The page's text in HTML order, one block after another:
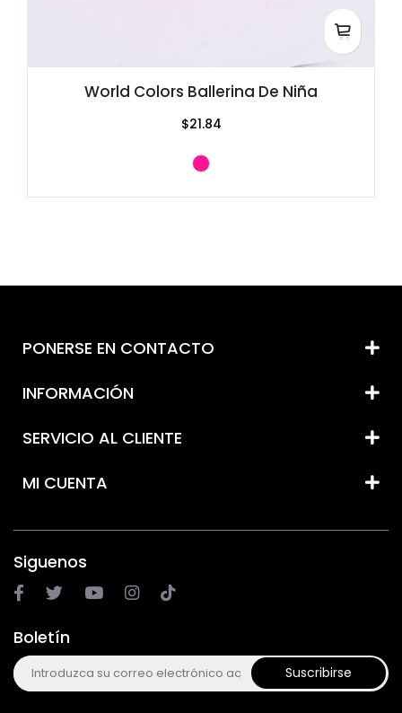
World Colors Ballerina De Niña
$21.84
PONERSE EN CONTACTO
INFORMACIÓN
SERVICIO AL CLIENTE
MI CUENTA
Siguenos
Boletín
Suscribirse